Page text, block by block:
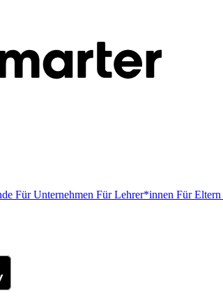
Für Unternehmen Für Lehrer*innen Für Eltern